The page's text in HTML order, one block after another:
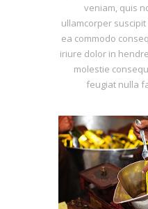
veniam, quis
ullamcorper
ea commodo
iriure dolor in
molestie
feugiat nulla